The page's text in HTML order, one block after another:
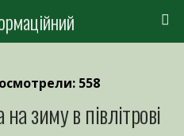
558
зиму в півлітрові